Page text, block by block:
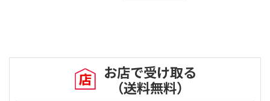
お店で受け取る
（送料無料）